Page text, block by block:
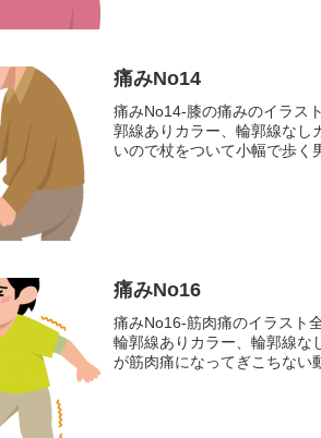
痛みNo14
痛みNo14-膝の痛みのイラス
郭線ありカラー、輪郭線なし
いので杖をついて小幅で歩
痛みNo16
痛みNo16-筋肉痛のイラスト
輪郭線ありカラー、輪郭線な
が筋肉痛になってぎこちな